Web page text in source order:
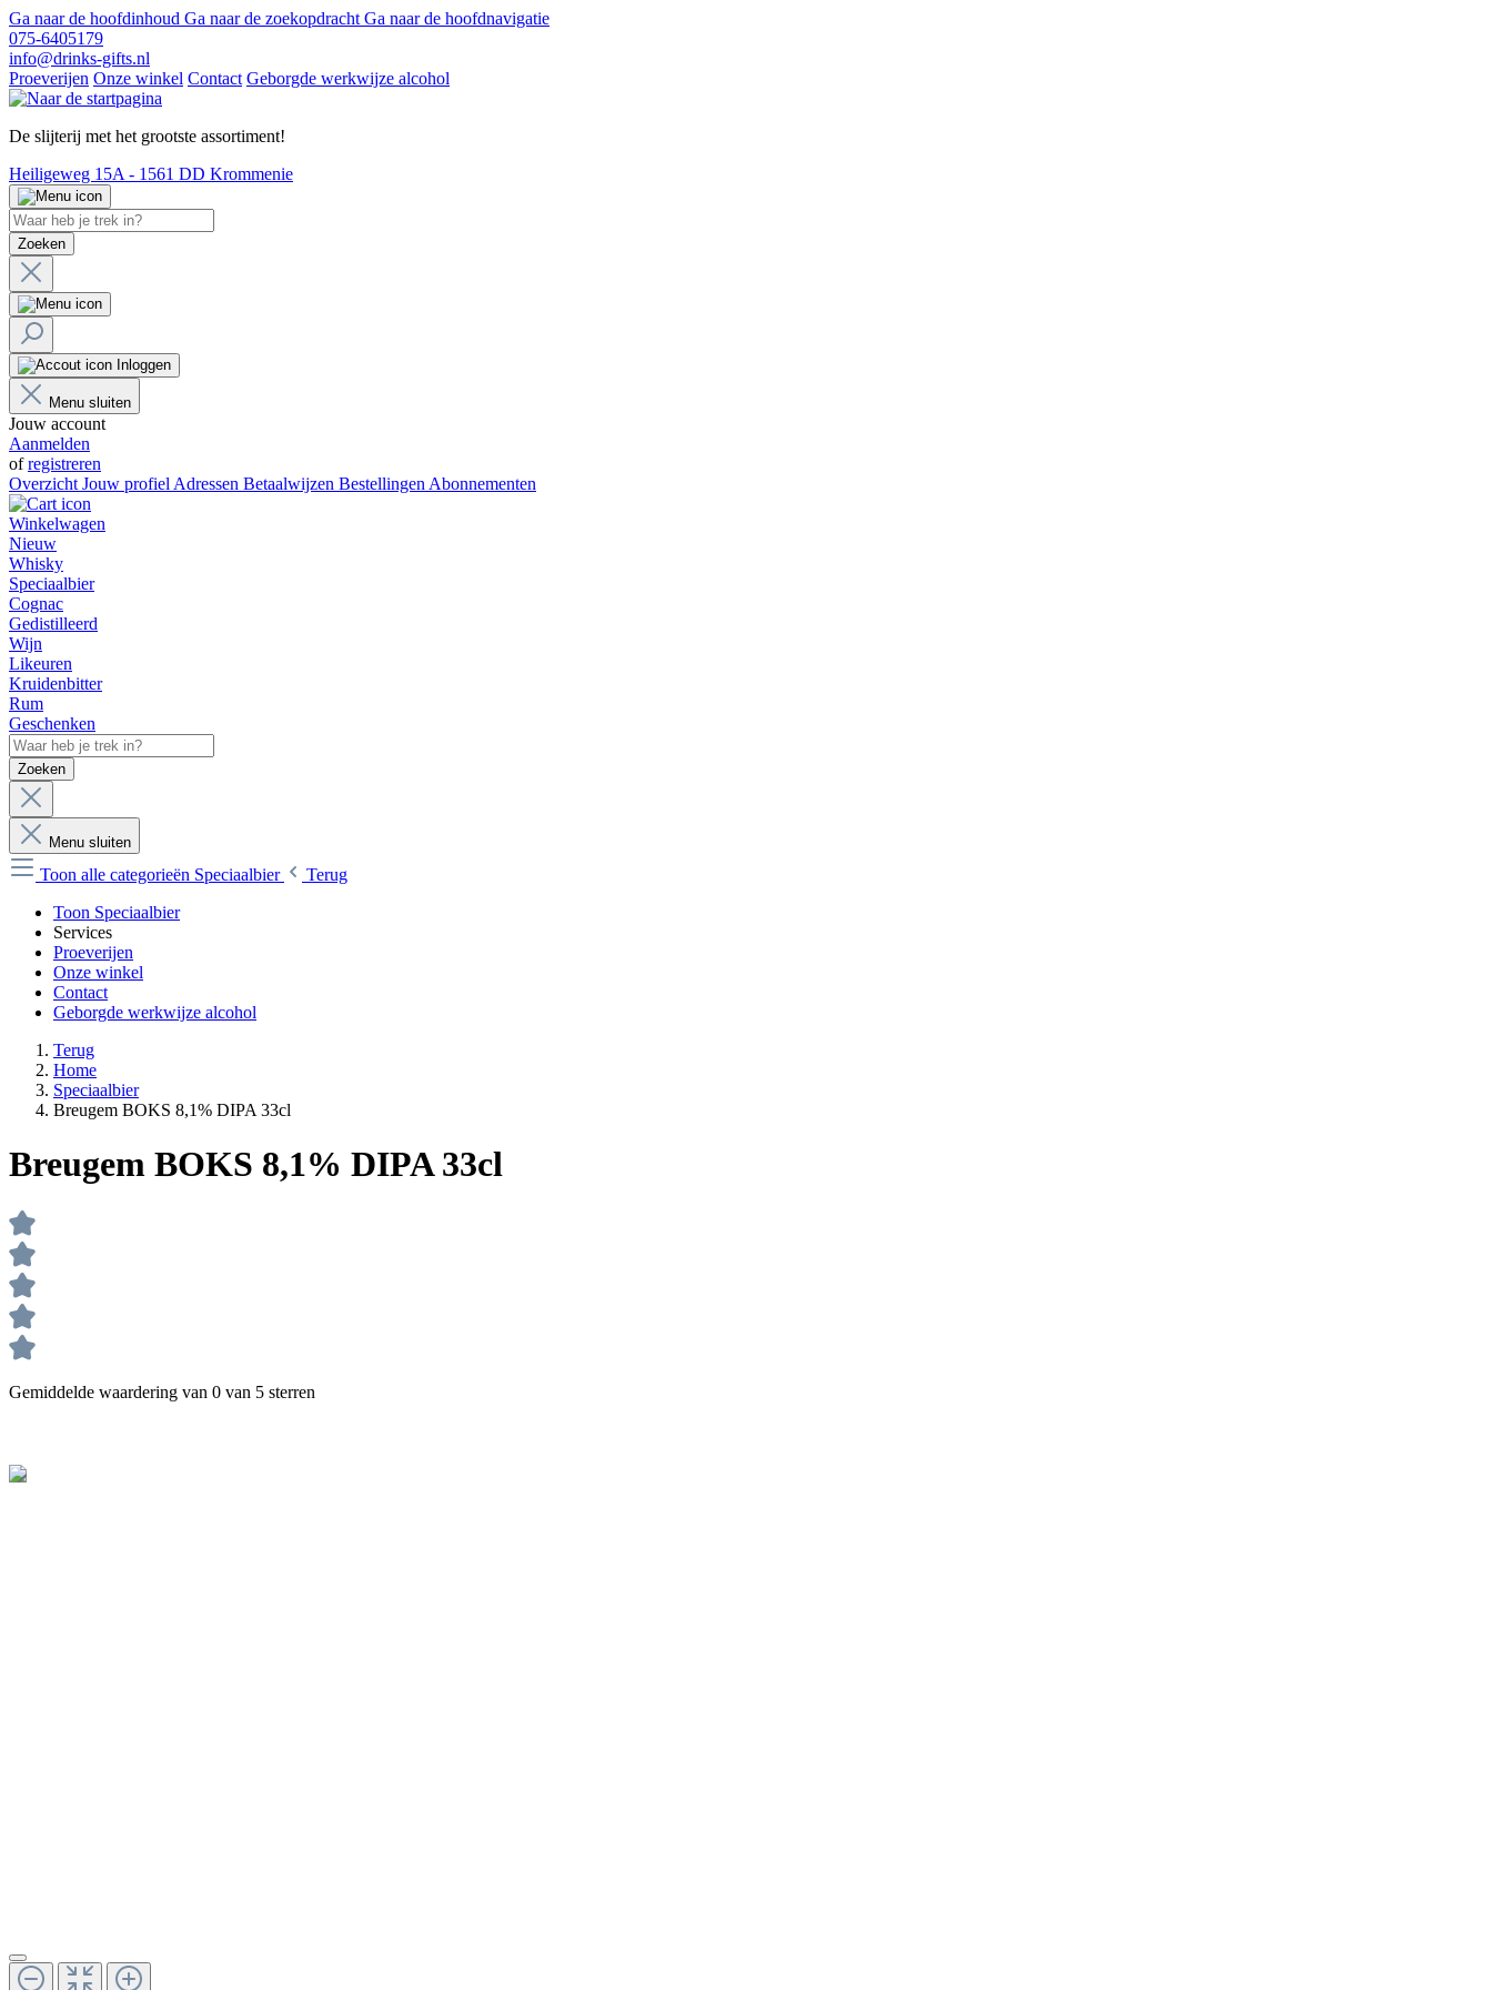
Ga naar de hoofdinhoud Ga naar de zoekopdracht Ga naar de hoofdnavigatie
075-6405179
info@drinks-gifts.nl
Proeverijen Onze winkel Contact Geborgde werkwijze alcohol
De slijterij met het grootste assortiment!
Heiligeweg 15A - 1561 DD Krommenie
Zoeken
Inloggen
Menu sluiten
Jouw account
Aanmelden
ofregistreren
Overzicht Jouw profiel Adressen Betaalwijzen Bestellingen Abonnementen
Winkelwagen
Nieuw
Whisky
Speciaalbier
Cognac
Gedistilleerd
Wijn
Likeuren
Kruidenbitter
Rum
Geschenken
Zoeken
Menu sluiten
Toon alle categorieën Speciaalbier
Terug
Toon Speciaalbier
Services
Proeverijen
Onze winkel
Contact
Geborgde werkwijze alcohol
Terug
Home
Speciaalbier
Breugem BOKS 8,1% DIPA 33cl
Breugem BOKS 8,1% DIPA 33cl
Gemiddelde waardering van 0 van 5 sterren